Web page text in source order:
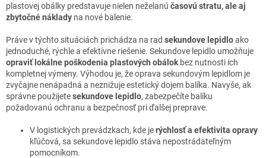
plastovej obálky predstavuje nielen neželanú časovú stratu, ale aj
zbytočné náklady na nové balenie.
Práve v týchto situáciách prichádza na rad sekundove lepidloako
jednoduché, rýchle a efektívne riešenie. Sekundove lepidlo umožňuje
opraviť lokálne poškodenia plastových obálok bez nutnosti ich
kompletnej výmeny. Výhodou je, že oprava sekundovým lepidlom je
zvyčajne nenápadná a neznižuje estetický dojem balíka. Navyše, ak
správne použijetesekundove lepidlo, zabezpečíte balíku
požadovanú ochranu a bezpečnosť pri ďalšej preprave.
V logistických prevádzkach, kde jerýchlosť a efektivita opravy
kľúčová, sa sekundove lepidlo stáva nepostrádateľným
pomocníkom.